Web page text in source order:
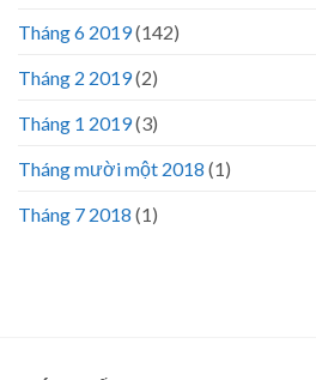
Tháng 6 2019(142)
Tháng 2 2019(2)
Tháng 1 2019(3)
Tháng mười một 2018 (1)
Tháng 7 2018 (1)